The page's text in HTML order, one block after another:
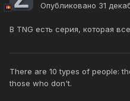
Опубликовано 31
В TNG есть серия, которая
There are 10 types of people:
those who don't.